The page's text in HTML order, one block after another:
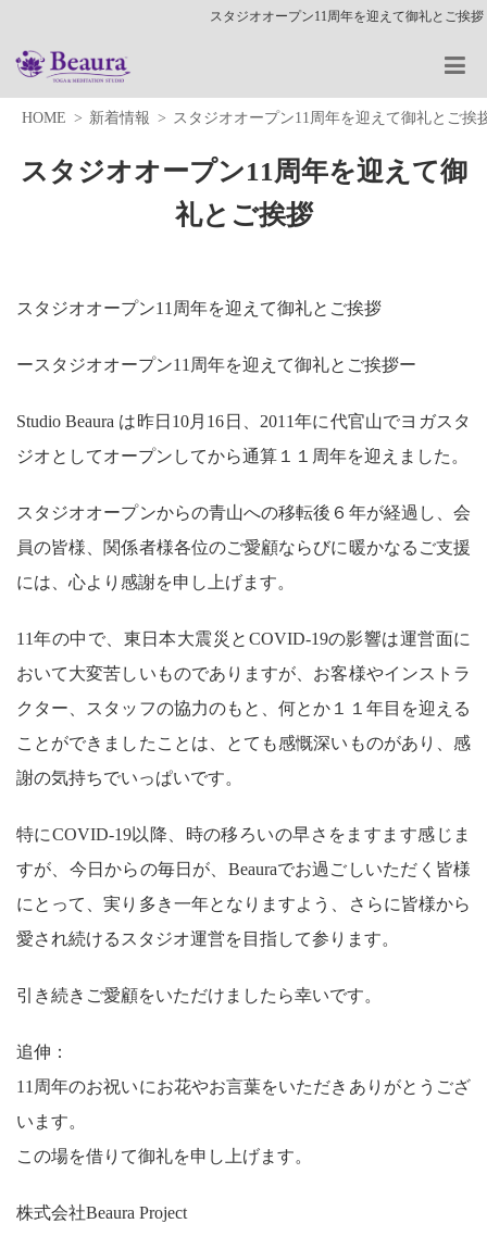
スタジオオープン11周年を迎えて御礼とご挨拶
HOME 新着情報 スタジオオープン11周年を迎えて御礼とご挨
スタジオオープン11周年を迎えて御
礼とご挨拶
スタジオオープン11周年を迎えて御礼とご挨拶
ースタジオオープン11周年を迎えて御礼とご挨拶ー
Studio Beaura は昨日10月16日、2011年に代官山でヨガスタ
ジオとしてオープンしてから通算１１周年を迎えました。
スタジオオープンからの青山への移転後６年が経過し、会
員の皆様、関係者様各位のご愛顧ならびに暖かなるご支援
には、心より感謝を申し上げます。
11年の中で、東日本大震災とCOVID-19の影響は運営面に
おいて大変苦しいものでありますが、お客様やインストラ
クター、スタッフの協力のもと、何とか１１年目を迎える
ことができましたことは、とても感慨深いものがあり、感
謝の気持ちでいっぱいです。
特にCOVID-19以降、時の移ろいの早さをますます感じま
すが、今日からの毎日が、Beauraでお過ごしいただく皆様
にとって、実り多き一年となりますよう、さらに皆様から
愛され続けるスタジオ運営を目指して参ります。
引き続きご愛顧をいただけましたら幸いです。
追伸：
11周年のお祝いにお花やお言葉をいただきありがとうござ
います。
この場を借りて御礼を申し上げます。
株式会社Beaura Project